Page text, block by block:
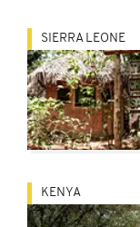
SIERRA LEONE
KENYA